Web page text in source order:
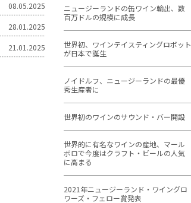
08.05.2025
28.01.2025
21.01.2025
ニュージーランドの缶ワイン輸出、数
百万ドルの規模に成長
世界初、ワインテイスティングロボット
が日本で誕生
ノイドルフ、ニュージーランドの最優
秀生産者に
世界初のワインのサウンド・バー開設
世界的に有名なワインの産地、マール
ボロで今度はクラフト・ビールの人気
に高まる
2021年ニュージーランド・ワイングロ
ワーズ・フェロー賞発表